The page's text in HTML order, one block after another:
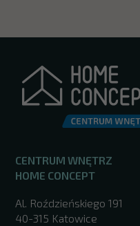
CENTRUM WNĘTRZ
HOME CONCEPT
Al. Roździeńskiego 191
40-315 Katowice